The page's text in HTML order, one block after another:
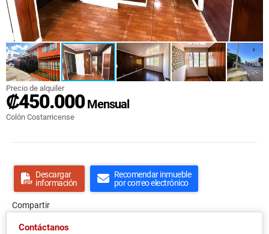
Precio de alquiler
₡450.000Mensual
Colón Costarricense
Descargar
información
Recomendar inmueble
por correo electrónico
Compartir
Contáctanos